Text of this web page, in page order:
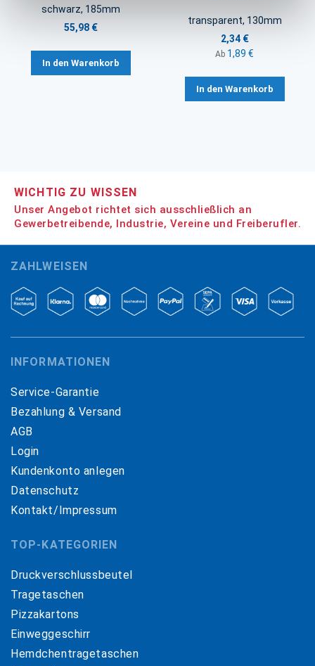
schwarz, 185mm
55,98 €
In den Warenkorb
transparent, 130mm
2,34 €
Ab 1,89 €
In den Warenkorb
WICHTIG ZU WISSEN
Unser Angebot richtet sich ausschließlich an
Gewerbetreibende, Industrie, Vereine und Freiberufler.
ZAHLWEISEN
INFORMATIONEN
Service-Garantie
Bezahlung & Versand
AGB
Login
Kundenkonto anlegen
Datenschutz
Kontakt/Impressum
TOP-KATEGORIEN
Druckverschlussbeutel
Tragetaschen
Pizzakartons
Einweggeschirr
Hemdchentragetaschen